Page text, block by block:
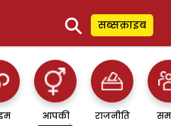
⚲ सब्सक्राइब
आपकी
राजनीति